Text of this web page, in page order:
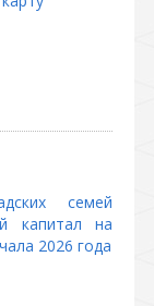
семей
капитал на
2026 года